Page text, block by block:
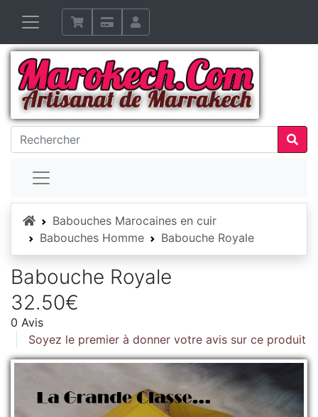
AccueilBabouches Marocaines en cuir
Babouches Homme
Babouche Royale
Babouche Royale
32.50€
0 Avis
Soyez le premier à donner votre avis sur ce produit